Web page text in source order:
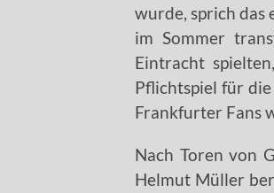
wurde, sprich das
im Sommer
Eintracht
Pflichtspiel für
Frankfurter Fans
Nach Toren von
Helmut Müller